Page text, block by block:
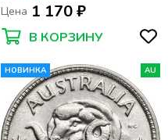
Цена 1 170 ₽
В КОРЗИНУ
НОВИНКА AU